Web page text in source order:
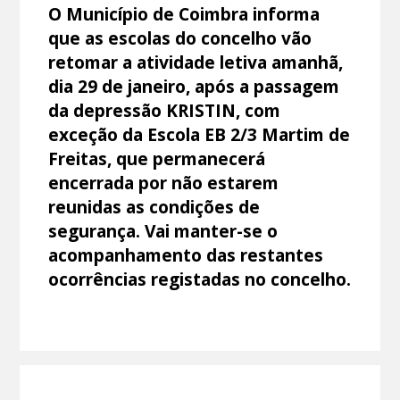
O Município de Coimbra informa
que as escolas do concelho vão
retomar a atividade letiva amanhã,
dia 29 de janeiro, após a passagem
da depressão KRISTIN, com
exceção da Escola EB 2/3 Martim de
Freitas, que permanecerá
encerrada por não estarem
reunidas as condições de
segurança. Vai manter-se o
acompanhamento das restantes
ocorrências registadas no concelho.